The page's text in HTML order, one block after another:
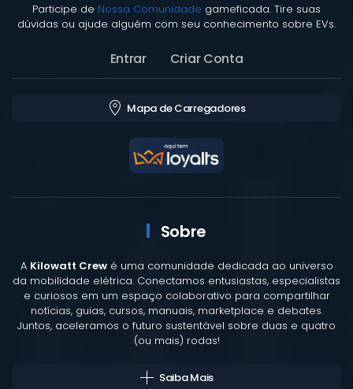
Participe de Nossa Comunidade gameficada. Tire suas
dúvidas ou ajude alguém com seu conhecimento sobre EVs.
Entrar Criar Conta
Mapa de Carregadores
Sobre
A Kilowatt Crewé uma comunidade dedicada ao universo
da mobilidade elétrica. Conectamos entusiastas, especialistas
e curiosos em um espaço colaborativo para compartilhar
notícias, guias, cursos, manuais, marketplace e debates.
Juntos, aceleramos o futuro sustentável sobre duas e quatro
(ou mais) rodas!
Saiba Mais